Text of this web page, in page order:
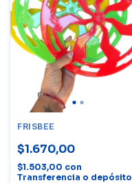
FRISBEE
$1.670,00
$1.503,00 con
Transferencia o depósito